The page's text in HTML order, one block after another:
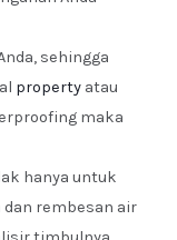
sehingga
property atau
maka
hanya untuk
rembesan air